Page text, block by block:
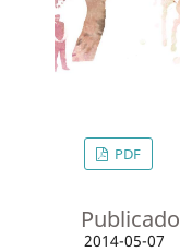
PDF
Publicado
2014-05-07